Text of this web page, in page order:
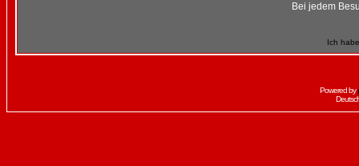
Bei jedem
Ich
Powered by